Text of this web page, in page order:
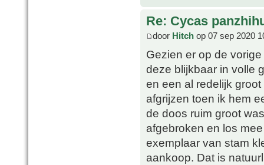
Re: Cycas
door Hitch op 07 sep 2020
Gezien er op de
deze blijkbaar in volle
en een al redelijk
afgrijzen toen ik hem
de doos ruim groot
afgebroken en los
exemplaar van stam
aankoop. Dat is